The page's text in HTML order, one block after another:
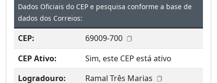
Dados Oficiais do CEP e pesquisa conforme a base de
dados dos Correios:
CEP:
69009-700
CEP Ativo:
Sim, este CEP está ativo
Logradouro:
Ramal Três Marias